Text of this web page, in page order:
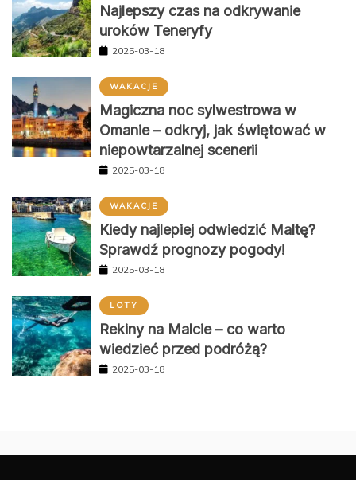
Najlepszy czas na odkrywanie
uroków Teneryfy
2025-03-18
WAKACJE
Magiczna noc sylwestrowa w
Omanie – odkryj, jak świętować w
niepowtarzalnej scenerii
2025-03-18
WAKACJE
Kiedy najlepiej odwiedzić Maltę?
Sprawdź prognozy pogody!
2025-03-18
LOTY
Rekiny na Malcie – co warto
wiedzieć przed podróżą?
2025-03-18